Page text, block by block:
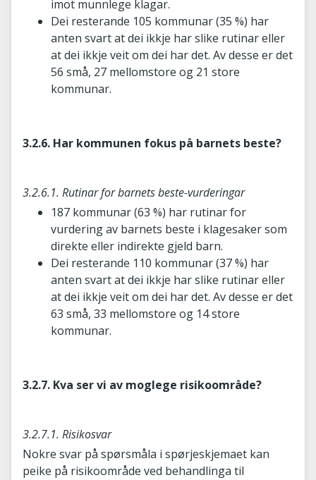
imot munnlege klagar.
Dei resterande 105 kommunar (35 %) har
anten svart at dei ikkje har slike rutinar eller
at dei ikkje veit om dei har det. Av desse er det
56 små, 27 mellomstore og 21 store
kommunar.
3.2.6. Har kommunen fokus på barnets beste?
3.2.6.1. Rutinar for barnets beste-vurderingar
187 kommunar (63 %) har rutinar for
vurdering av barnets beste i klagesaker som
direkte eller indirekte gjeld barn.
Dei resterande 110 kommunar (37 %) har
anten svart at dei ikkje har slike rutinar eller
at dei ikkje veit om dei har det. Av desse er det
63 små, 33 mellomstore og 14 store
kommunar.
3.2.7. Kva ser vi av moglege risikoområde?
3.2.7.1. Risikosvar
Nokre svar på spørsmåla i spørjeskjemaet kan
peike på risikoområde ved behandlinga til